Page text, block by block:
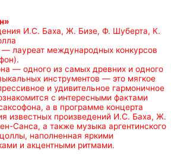
И.С. Баха, Ж. Бизе, Ф. Шуберта, К.
лауреат международных конкурсов
— одного из самых древних и одного
инструментов — это мягкое
и удивительное гармоничное
с интересными фактами
а в программе концерта
известных произведений И.С. Баха, Ж.
Санса, а также музыка аргентинского
наполненная яркими
и акцентными ритмами.